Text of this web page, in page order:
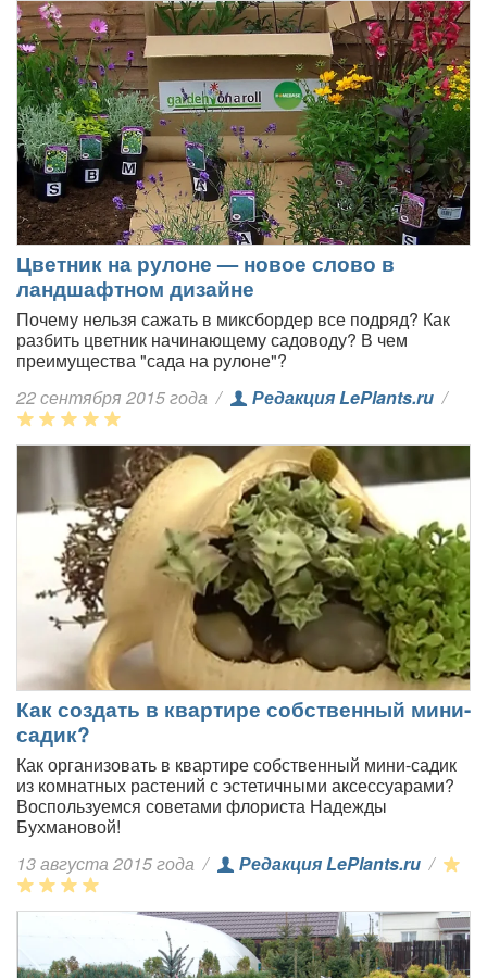
Цветник на рулоне — новое слово в
ландшафтном дизайне
Почему нельзя сажать в миксбордер все подряд? Как
разбить цветник начинающему садоводу? В чем
преимущества "сада на рулоне"?
22 сентября 2015 года / Редакция LePlants.ru /
Как создать в квартире собственный мини-
садик?
Как организовать в квартире собственный мини-садик
из комнатных растений с эстетичными аксессуарами?
Воспользуемся советами флориста Надежды
Бухмановой!
13 августа 2015 года / Редакция LePlants.ru /